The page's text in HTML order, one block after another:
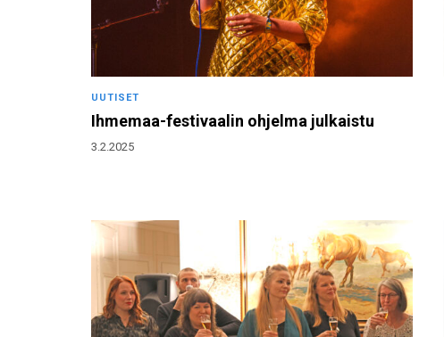
UUTISET
Ihmemaa-festivaalin ohjelma julkaistu
3.2.2025